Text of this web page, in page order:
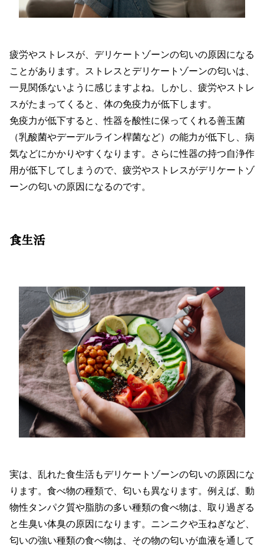
疲労やストレスが、デリケートゾーンの匂いの原因になる
ことがあります。ストレスとデリケートゾーンの匂いは、
一見関係ないように感じますよね。しかし、疲労やストレ
スがたまってくると、体の免疫力が低下します。
免疫力が低下すると、性器を酸性に保ってくれる善玉菌
（乳酸菌やデーデルライン桿菌など）の能力が低下し、病
気などにかかりやすくなります。さらに性器の持つ自浄作
用が低下してしまうので、疲労やストレスがデリケートゾ
ーンの匂いの原因になるのです。
食生活
実は、乱れた食生活もデリケートゾーンの匂いの原因にな
ります。食べ物の種類で、匂いも異なります。例えば、動
物性タンパク質や脂肪の多い種類の食べ物は、取り過ぎる
と生臭い体臭の原因になります。ニンニクや玉ねぎなど、
匂いの強い種類の食べ物は、その物の匂いが血液を通して